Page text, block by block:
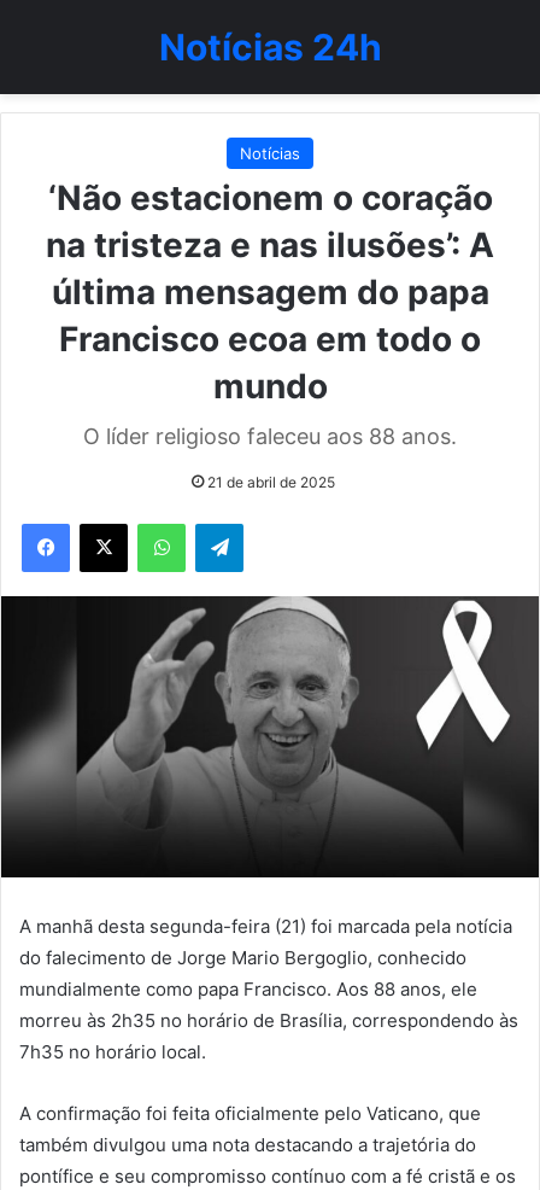
Notícias 24h
Notícias
‘Não estacionem o coração
na tristeza e nas ilusões’: A
última mensagem do papa
Francisco ecoa em todo o
mundo
O líder religioso faleceu aos 88 anos.
21 de abril de 2025
WhatsAppTelegram
A manhã desta segunda-feira (21) foi marcada pela notícia
do falecimento de Jorge Mario Bergoglio, conhecido
mundialmente como papa Francisco. Aos 88 anos, ele
morreu às 2h35 no horário de Brasília, correspondendo às
7h35 no horário local.
A confirmação foi feita oficialmente pelo Vaticano, que
também divulgou uma nota destacando a trajetória do
pontífice e seu compromisso contínuo com a fé cristã e os